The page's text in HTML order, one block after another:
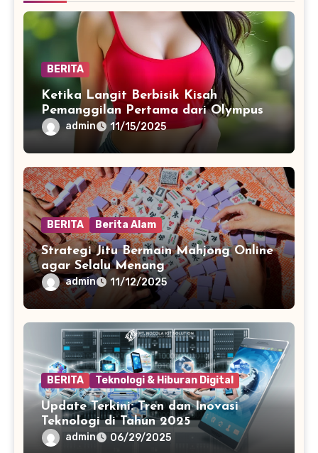
BERITA
Ketika Langit Berbisik Kisah
Pemanggilan Pertama dari Olympus
admin 11/15/2025
BERITA Berita Alam
Strategi Jitu Bermain Mahjong Online
agar Selalu Menang
admin 11/12/2025
BERITA Teknologi & Hiburan Digital
Update Terkini: Tren dan Inovasi
Teknologi di Tahun 2025
admin 06/29/2025